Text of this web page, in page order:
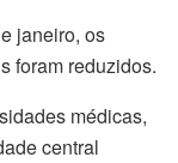
janeiro, os
foram reduzidos.
médicas,
central